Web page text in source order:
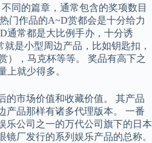
同的篇章，通常包含的奖项数目
门作品的A~D赏都会是十分给力
通常都是大比例手办，十分诱
就是小型周边产品，比如钥匙扣，
），马克杯等等。 奖品有高下之
上就少得多。
的市场价值和收藏价值。 其产品
产品那样有诸多代理版本。 一番
乐公司之一的万代公司旗下的日本
镜厂发行的系列娱乐产品的总称。